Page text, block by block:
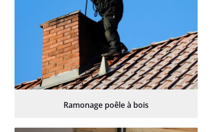
Ramonage poêle à bois